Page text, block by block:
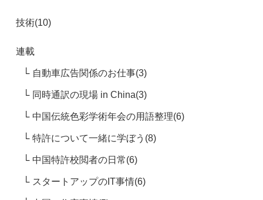
技術(10)
連載
自動車広告関係のお仕事(3)
同時通訳の現場 in China(3)
中国伝統色彩学術年会の用語整理(6)
特許について一緒に学ぼう(8)
中国特許校閲者の日常(6)
スタートアップのIT事情(6)